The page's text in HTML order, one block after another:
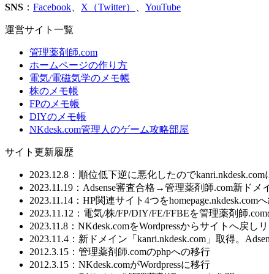
SNS ： Facebook X（Twitter） YouTube
運営サイト一覧
管理薬剤師.com
ホームページの作り方
電気/電磁気学のメモ帳
株のメモ帳
FPのメモ帳
DIYのメモ帳
NKdesk.com管理人のゲーム攻略部屋
サイト更新履歴
2023.12.8：順位低下逆に悪化したのでkanri.nkdesk.com
2023.11.19：Adsense審査合格→管理薬剤師.com新ドメ
2023.11.14：HP関連サイト4つをhomepage.nkdesk.com
2023.11.12：電気/株/FP/DIY/FE/FFBEを管理薬剤師
2023.11.8：NKdesk.comをWordpressからサイトへ戻し
2023.11.4：新ドメイン「kanri.nkdesk.com」取得。
2012.3.15：管理薬剤師.comのphpへの移行
2012.3.15：NKdesk.comがWordpressに移行